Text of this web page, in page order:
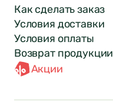
Как сделать заказ
Условия доставки
Условия оплаты
Возврат продукции
Акции